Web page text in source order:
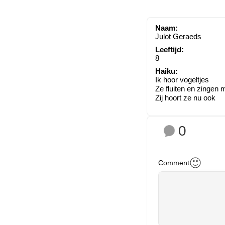
Naam:
Julot Geraeds
Leeftijd:
8
Haiku:
Ik hoor vogeltjes
Ze fluiten en zingen
Zij hoort ze nu ook
0
Comment